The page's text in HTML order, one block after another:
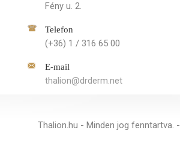
Fény u. 2.
Telefon
(+36) 1 / 316 65 00
E-mail
thalion@drderm.net
Thalion.hu - Minden jog fenntartva. -